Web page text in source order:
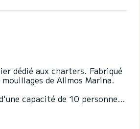
dédié aux charters. Fabriqué
de Alimos Marina.
capacité de 10 personnes.